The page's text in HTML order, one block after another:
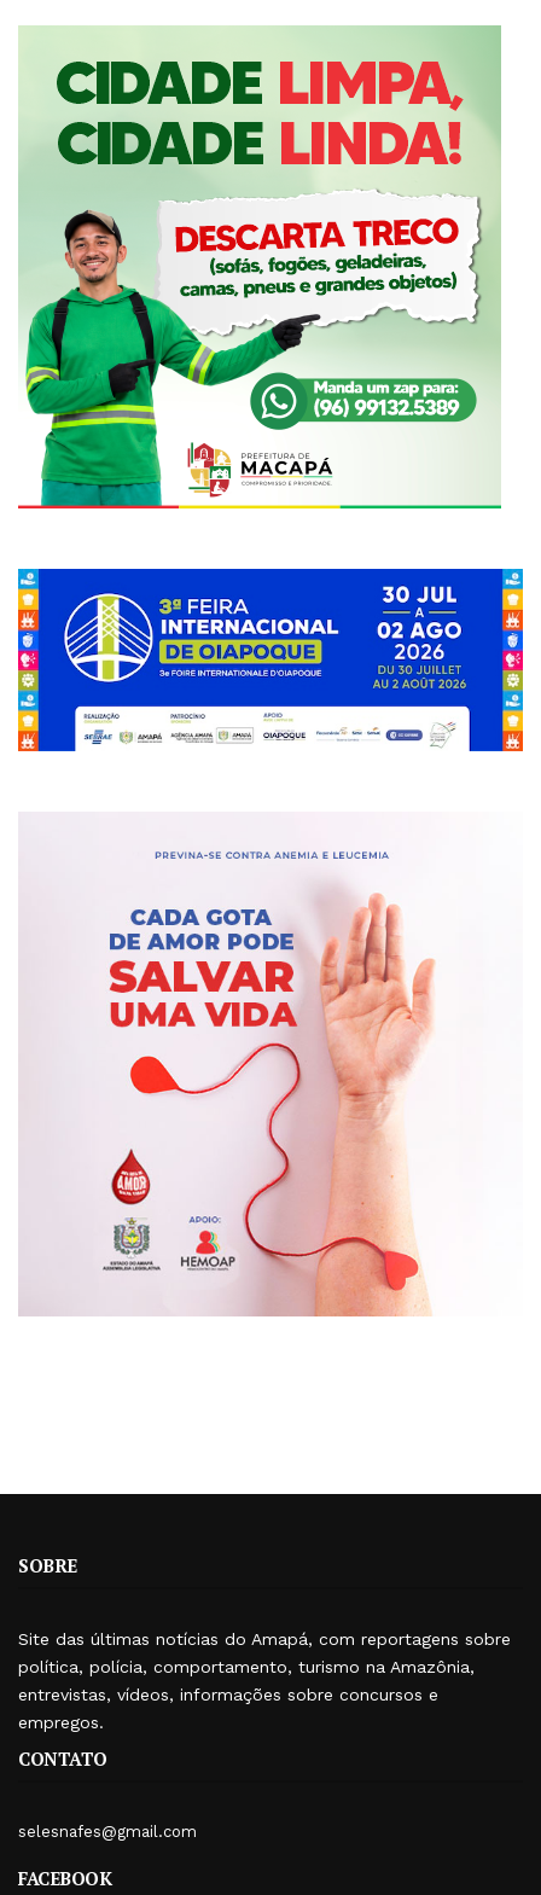
SOBRE
Site das últimas notícias do Amapá, com reportagens sobre
política, polícia, comportamento, turismo na Amazônia,
entrevistas, vídeos, informações sobre concursos e
empregos.
CONTATO
selesnafes@gmail.com
FACEBOOK